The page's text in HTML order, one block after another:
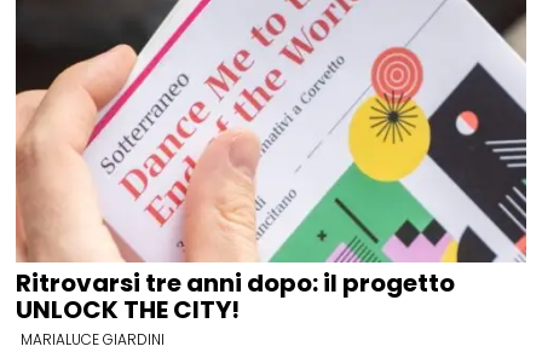
Ritrovarsi tre anni dopo: il progetto
UNLOCK THE CITY!
MARIALUCE GIARDINI